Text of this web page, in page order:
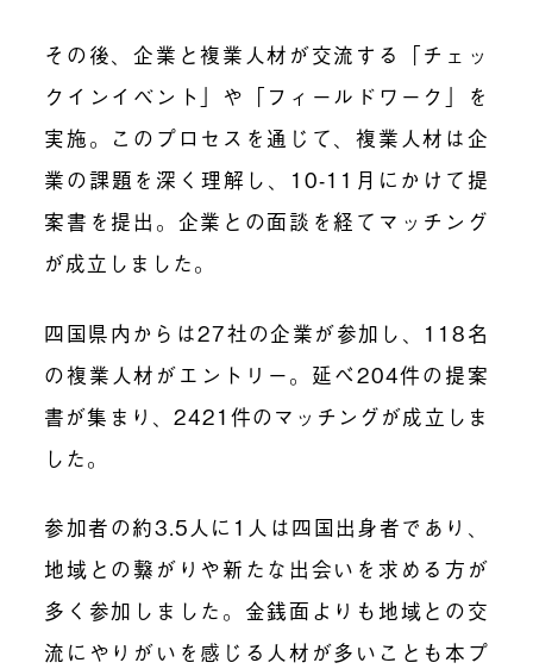
その後、企業と複業人材が交流する「チェッ
クインイベント」や「フィールドワーク」を
実施。このプロセスを通じて、複業人材は企
業の課題を深く理解し、10-11月にかけて提
案書を提出。企業との面談を経てマッチング
が成立しました。
四国県内からは27社の企業が参加し、118名
の複業人材がエントリー。延べ204件の提案
書が集まり、2421件のマッチングが成立しま
した。
参加者の約3.5人に1人は四国出身者であり、
地域との繋がりや新たな出会いを求める方が
多く参加しました。金銭面よりも地域との交
流にやりがいを感じる人材が多いことも本プ